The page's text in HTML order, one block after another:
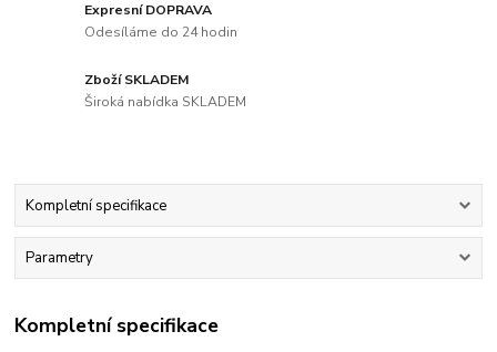
Expresní DOPRAVA
Odesíláme do 24 hodin
Zboží SKLADEM
Široká nabídka SKLADEM
Kompletní specifikace
Parametry
Kompletní specifikace